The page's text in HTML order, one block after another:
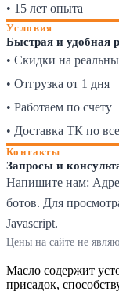
• 15 лет опыта
Условия
Быстрая и удобная
• Скидки на
• Отгрузка от 1 дня
• Работаем по счету
• Доставка ТК по
Контакты
Запросы и
Напишите нам:
ботов. Для
Javascript.
Цены на сайте не
Масло содержит
присадок,